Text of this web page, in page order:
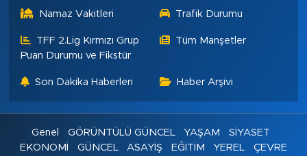
Namaz Vakitleri Trafik Durumu
TFF 2.Lig Kırmızı Grup
Puan Durumu ve Fikstür
Tüm Manşetler
Son Dakika Haberleri Haber Arşivi
Genel GÖRÜNTÜLÜ GÜNCEL YAŞAM
SİYASET
EKONOMİ
GÜNCEL ASAYİŞ EĞİTİM YEREL ÇEVRE